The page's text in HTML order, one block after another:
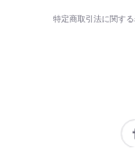
特定商取引法に関す